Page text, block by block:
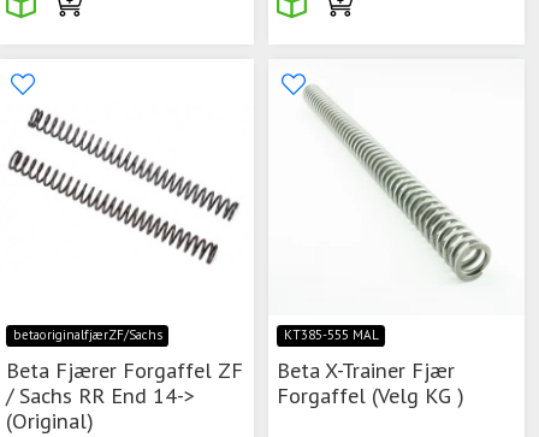
betaoriginalfjærZF/Sachs
Beta Fjærer Forgaffel ZF
/ Sachs RR End 14->
(Original)
KT385-555 MAL
Beta X-Trainer Fjær
Forgaffel (Velg KG )